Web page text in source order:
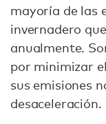
mayoría de las
invernadero
anualmente.
por minimizar
sus emisiones
desaceleración.